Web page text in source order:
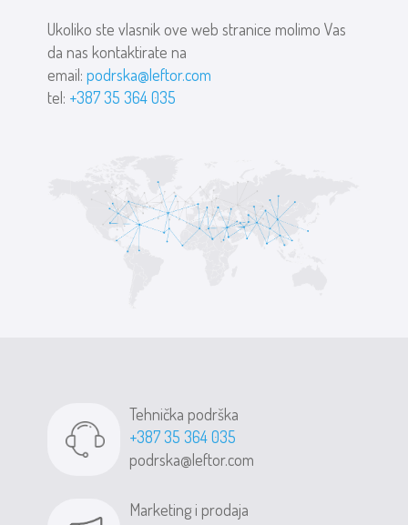
Ukoliko ste vlasnik ove web stranice molimo Vas
da nas kontaktirate na
email:podrska@leftor.com
tel: +387 35 364 035
Tehnička podrška
+387 35 364 035
podrska@leftor.com
Marketing i prodaja